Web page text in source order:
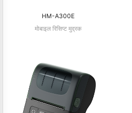
HM-A300E
मोबाइल रिसिप्ट मुद्रक